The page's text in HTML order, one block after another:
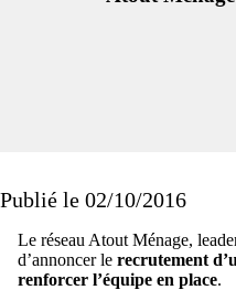
Publié le 02/10/2016
Le réseau Atout Ménage,
d’annoncer le recrutement
renforcer l’équipe en place.